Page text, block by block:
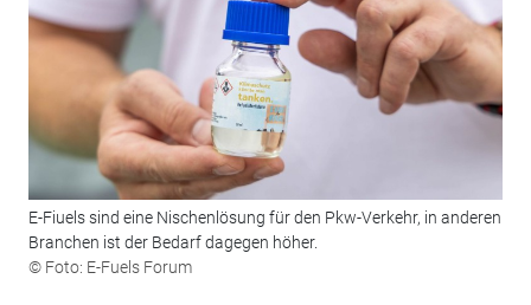
E-Fiuels sind eine Nischenlösung für den Pkw-Verkehr, in anderen
Branchen ist der Bedarf dagegen höher.
© Foto: E-Fuels Forum